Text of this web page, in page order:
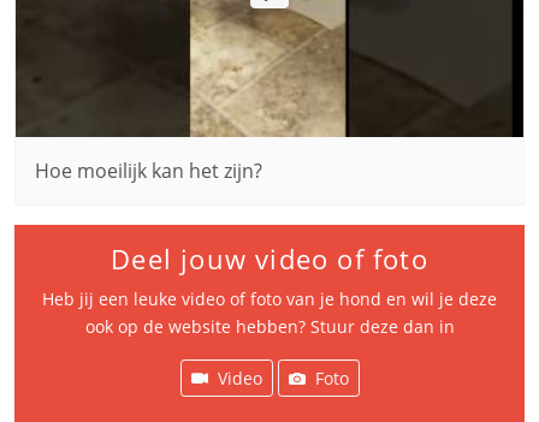
Hoe moeilijk kan het zijn?
Deel jouw video of foto
Heb jij een leuke video of foto van je hond en wil je deze
ook op de website hebben? Stuur deze dan in
Video Foto